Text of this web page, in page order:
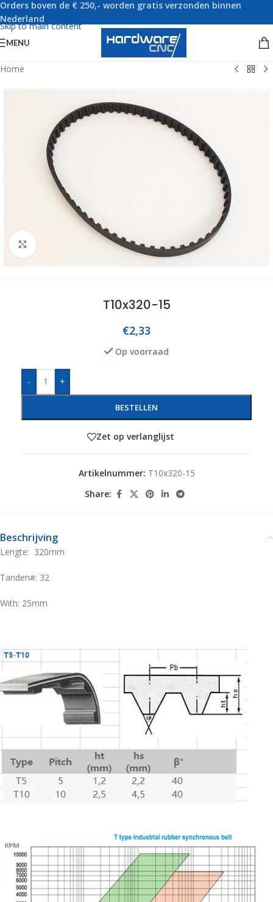
Skip to navigation
Skip to main content
Orders boven de € 250,- worden gratis verzonden binnen
Nederland
MENU
Home
Click to enlarge
T10x320-15
€2,33
Op voorraad
- +
BESTELLEN
Zet op verlanglijst
Artikelnummer: T10x320-15
Share:
Beschrijving
Lengte: 320mm
Tanden#: 32
With: 25mm